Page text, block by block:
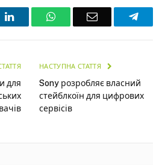
LinkedInWhatsAppEmail
для
НАСТУПНА СТАТТЯ
Sony розробляє власний
стейблкоїн для цифрових
сервісів